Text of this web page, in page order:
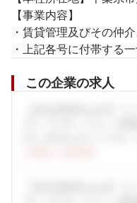
【事業内容】
・賃貸管理及びその仲
・上記各号に付帯する
この企業の求人